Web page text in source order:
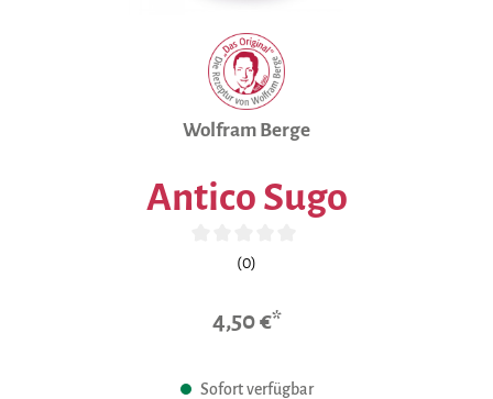
Wolfram Berge
Antico Sugo
Durchschnittliche Bewertung von 0 von 5 Sternen
(0)
4,50 €*
Sofort verfügbar